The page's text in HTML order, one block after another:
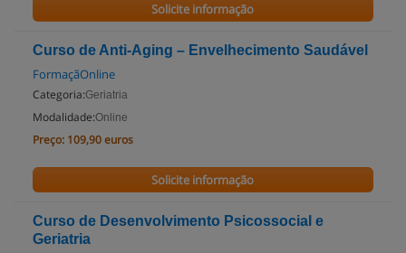
Solicite informação
Curso de Anti-Aging – Envelhecimento Saudável
FormaçãOnline
Categoria:Geriatria
Modalidade:Online
Preço: 109,90 euros
Solicite informação
Curso de Desenvolvimento Psicossocial e
Geriatria